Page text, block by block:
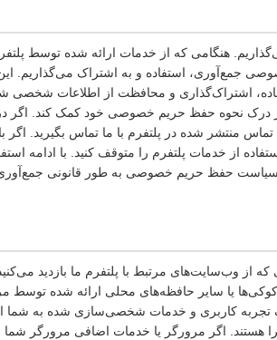
هنگامی که از خدمات ارائه شده توسط
جمع‌آوری، استفاده و به اشتراک
اشتراک‌گذاری و محافظت از اطلاعات شخصی
درک نحوه حفظ حریم خصوصی خود کمک کند. اگر
منتشر شده در پلتفرم با ما تماس بگیرید.
از خدمات پلتفرم را متوقف کنید. با ادامه
سیاست حفظ حریم خصوصی به طور قانونی
از وب‌سایت‌های مرتبط با پلتفرم ما بازدید
یا سایر حافظه‌های محلی ارائه شده توسط
تجربه کاربری و خدمات شخصی‌سازی شده به شما
هستند. اگر مرورگر یا خدمات اضافی مرورگر شما